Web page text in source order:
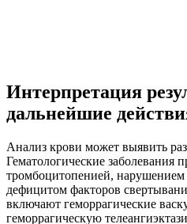
Интерпретация
дальнейшие
Анализ крови может выявить
Гематологические заболевания
тромбоцитопенией,
дефицитом факторов
включают геморрагические
геморрагическую